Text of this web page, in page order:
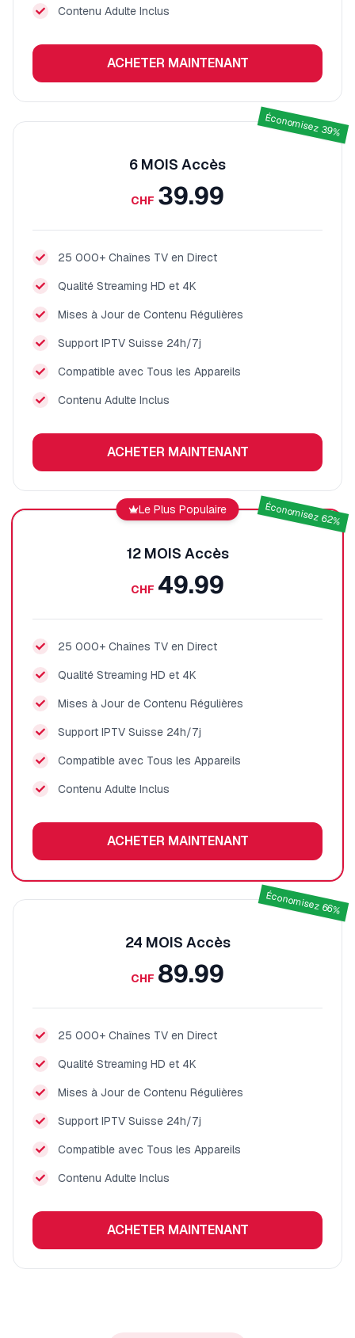
Contenu Adulte Inclus
ACHETER MAINTENANT
Économisez 39%
6 MOIS Accès
CHF 39.99
25 000+ Chaînes TV en Direct
Qualité Streaming HD et 4K
Mises à Jour de Contenu Régulières
Support IPTV Suisse 24h/7j
Compatible avec Tous les Appareils
Contenu Adulte Inclus
ACHETER MAINTENANT
Le Plus Populaire Économisez 62%
12 MOIS Accès
CHF 49.99
25 000+ Chaînes TV en Direct
Qualité Streaming HD et 4K
Mises à Jour de Contenu Régulières
Support IPTV Suisse 24h/7j
Compatible avec Tous les Appareils
Contenu Adulte Inclus
ACHETER MAINTENANT
Économisez 66%
24 MOIS Accès
CHF 89.99
25 000+ Chaînes TV en Direct
Qualité Streaming HD et 4K
Mises à Jour de Contenu Régulières
Support IPTV Suisse 24h/7j
Compatible avec Tous les Appareils
Contenu Adulte Inclus
ACHETER MAINTENANT